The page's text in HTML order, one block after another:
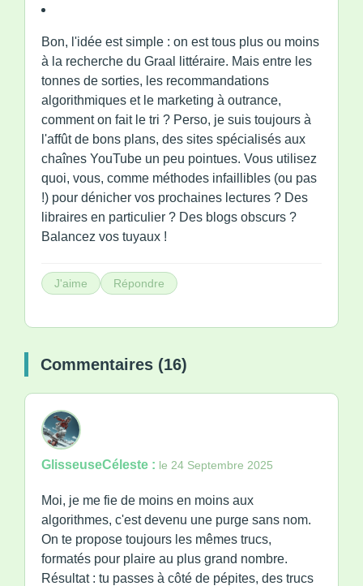
Bon, l'idée est simple : on est tous plus ou moins
à la recherche du Graal littéraire. Mais entre les
tonnes de sorties, les recommandations
algorithmiques et le marketing à outrance,
comment on fait le tri ? Perso, je suis toujours à
l'affût de bons plans, des sites spécialisés aux
chaînes YouTube un peu pointues. Vous utilisez
quoi, vous, comme méthodes infaillibles (ou pas
!) pour dénicher vos prochaines lectures ? Des
libraires en particulier ? Des blogs obscurs ?
Balancez vos tuyaux !
J'aime Répondre
Commentaires (16)
GlisseuseCéleste : le 24 Septembre 2025
Moi, je me fie de moins en moins aux
algorithmes, c'est devenu une purge sans nom.
On te propose toujours les mêmes trucs,
formatés pour plaire au plus grand nombre.
Résultat : tu passes à côté de pépites, des trucs